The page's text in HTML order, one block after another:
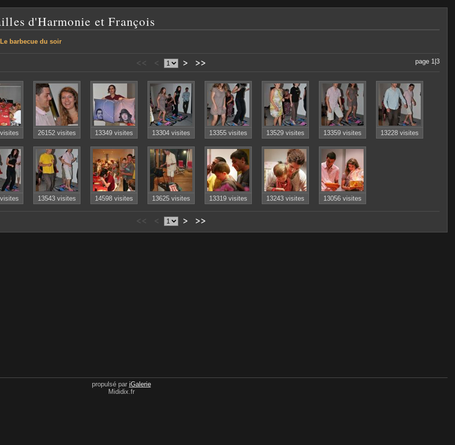
d'Harmonie et François
barbecue du soir
page 1|3
<< < > >>
26152 visites 13349 visites 13304 visites 13355 visites 13529 visites 13359 visites 13228 visites
13543 visites 14598 visites 13625 visites 13319 visites 13243 visites 13056 visites
<< < > >>
propulsé par iGalerie
Mididix.fr